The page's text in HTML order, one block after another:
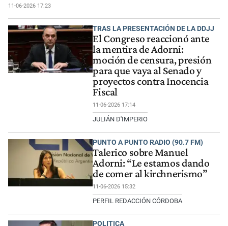
11-06-2026 17:23
TRAS LA PRESENTACIÓN DE LA DDJJ
El Congreso reaccionó ante
la mentira de Adorni:
moción de censura, presión
para que vaya al Senado y
proyectos contra Inocencia
Fiscal
11-06-2026 17:14
JULIÁN D'IMPERIO
PUNTO A PUNTO RADIO (90.7 FM)
Talerico sobre Manuel
Adorni: “Le estamos dando
de comer al kirchnerismo”
11-06-2026 15:32
PERFIL REDACCIÓN CÓRDOBA
POLITICA